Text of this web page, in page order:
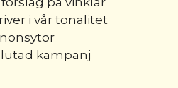
i vår tonalitet
kampanj